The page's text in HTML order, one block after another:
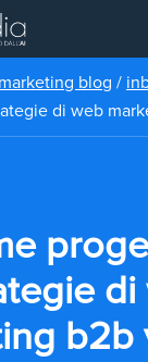
blog /
di web
di
b2b